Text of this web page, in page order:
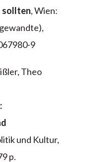
sollten, Wien:
9
Theo
und Kultur,
p.